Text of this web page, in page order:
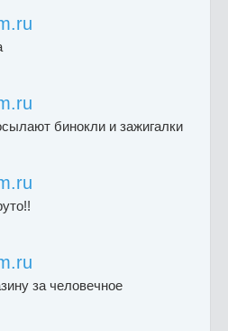
бинокли и зажигалки
за человечное